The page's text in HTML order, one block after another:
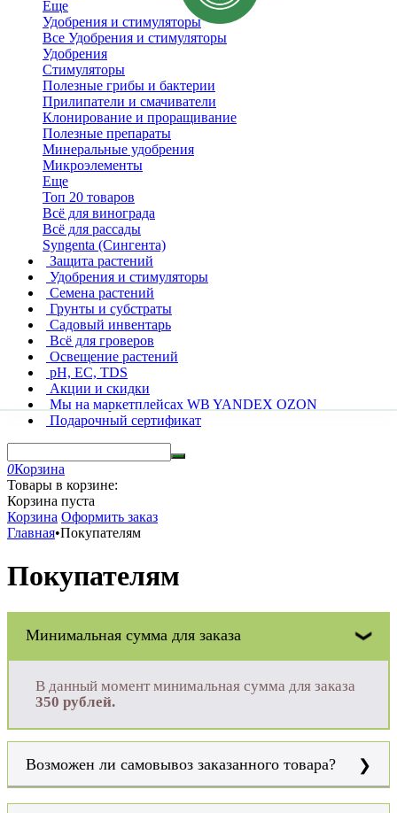
Еще
Удобрения и стимуляторы
Все Удобрения и стимуляторы
Удобрения
Стимуляторы
Полезные грибы и бактерии
Прилипатели и смачиватели
Клонирование и проращивание
Полезные препараты
Минеральные удобрения
Микроэлементы
Еще
Топ 20 товаров
Всё для винограда
Всё для рассады
Syngenta (Сингента)
Защита растений
Удобрения и стимуляторы
Семена растений
Грунты и субстраты
Садовый инвентарь
Всё для гроверов
Освещение растений
pH, EC, TDS
Акции и скидки
Мы на маркетплейсах WB YANDEX OZON
Подарочный сертификат
0Корзина
Товары в корзине:
Корзина пуста
Корзина Оформить заказ
Главная•Покупателям
Покупателям
Минимальная сумма для заказа
В данный момент минимальная сумма для заказа
350 рублей.
Возможен ли самовывоз заказанного товара?
Да, возможен. Вы можете самостоятельно забрать